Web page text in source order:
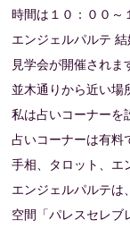
時間は１０：００～
エンジェルパルテ
見学会が開催されま
並木通りから近い場
私は占いコーナーを
占いコーナーは有料
手相、タロット、エ
エンジェルパルテは
空間「パレスセレブ